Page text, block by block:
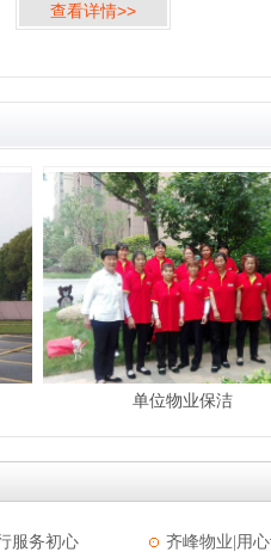
2005年建厂开始，就一直提供多项清
技术设备的完善，...
查看详情>>
单位物业保洁
服务初心 齐峰物业|用